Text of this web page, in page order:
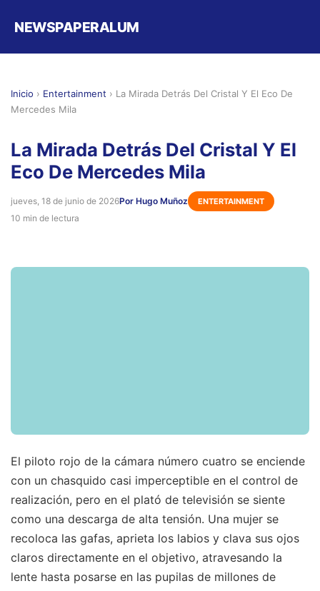
NEWSPAPERALUM
Inicio › Entertainment › La Mirada Detrás Del Cristal Y El Eco De
Mercedes Mila
La Mirada Detrás Del Cristal Y El
Eco De Mercedes Mila
jueves, 18 de junio de 2026Por Hugo Muñoz ENTERTAINMENT
10 min de lectura
El piloto rojo de la cámara número cuatro se enciende
con un chasquido casi imperceptible en el control de
realización, pero en el plató de televisión se siente
como una descarga de alta tensión. Una mujer se
recoloca las gafas, aprieta los labios y clava sus ojos
claros directamente en el objetivo, atravesando la
lente hasta posarse en las pupilas de millones de